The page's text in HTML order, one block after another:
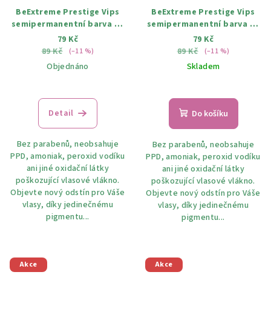
BeExtreme Prestige Vips
semipermanentní barva na
vlasy 41 Havajská modrá
100ml
79 Kč
89 Kč
(–11 %)
Objednáno
Detail
Bez parabenů, neobsahuje
PPD, amoniak, peroxid vodíku
ani jiné oxidační látky
poškozující vlasové vlákno.
Objevte nový odstín pro Váše
vlasy, díky jedinečnému
pigmentu...
BeExtreme Prestige Vips
semipermanentní barva na
vlasy 43 Indigo 100ml
79 Kč
89 Kč
(–11 %)
Skladem
Do košíku
Bez parabenů, neobsahuje
PPD, amoniak, peroxid vodíku
ani jiné oxidační látky
poškozující vlasové vlákno.
Objevte nový odstín pro Váše
vlasy, díky jedinečnému
pigmentu...
Akce Akce